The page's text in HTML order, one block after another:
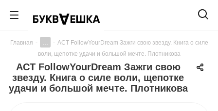
Главная - - АСТ FollowYourDream Зажги свою звезду. Книга о силе
воли, щепотке удачи и большой мечте. Плотникова
АСТ FollowYourDream Зажги свою
звезду. Книга о силе воли, щепотке
удачи и большой мечте. Плотникова